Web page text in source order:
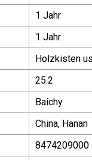
1 Jahr
1 Jahr
Holzkisten
25.2
Baichy
China, Hanan
8474209000